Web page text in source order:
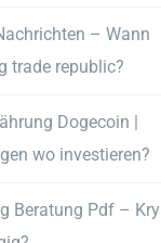
– Wann
trade republic?
Dogecoin |
wo investieren?
Beratung Pdf –